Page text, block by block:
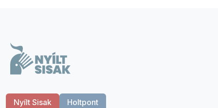
Nyílt Sisak Holtpont